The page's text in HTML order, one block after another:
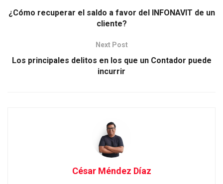
¿Cómo recuperar el saldo a favor del INFONAVIT de un
cliente?
Next Post
Los principales delitos en los que un Contador puede
incurrir
César Méndez Díaz